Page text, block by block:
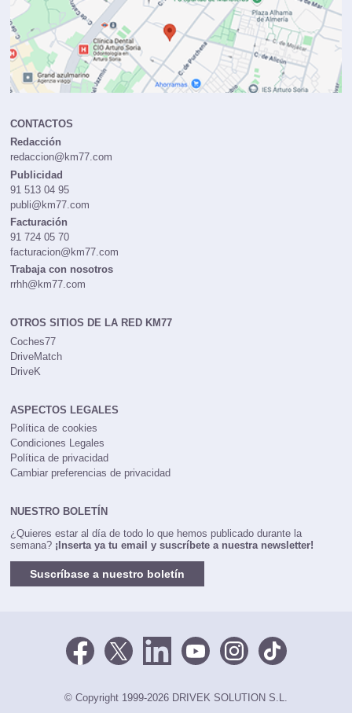
CONTACTOS
Redacción
redaccion@km77.com
Publicidad
91 513 04 95
publi@km77.com
Facturación
91 724 05 70
facturacion@km77.com
Trabaja con nosotros
rrhh@km77.com
OTROS SITIOS DE LA RED KM77
Coches77
DriveMatch
DriveK
ASPECTOS LEGALES
Política de cookies
Condiciones Legales
Política de privacidad
Cambiar preferencias de privacidad
NUESTRO BOLETÍN
¿Quieres estar al día de todo lo que hemos publicado durante la
semana? ¡Inserta ya tu email y suscríbete a nuestra newsletter!
Suscríbase a nuestro boletín
© Copyright 1999-2026 DRIVEK SOLUTION S.L.